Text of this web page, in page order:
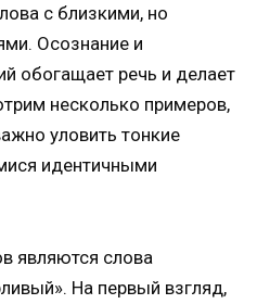
с близкими, но
Осознание и
обогащает речь и делает
несколько примеров,
уловить тонкие
идентичными
являются слова
На первый взгляд,